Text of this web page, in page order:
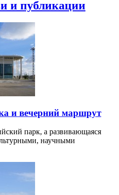
и публикации
и вечерний маршрут
парк, а развивающаяся
научными